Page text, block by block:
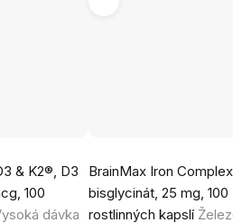
& K2®, D3
100
dávka
BrainMax Iron
bisglycinát, 25 mg, 100
rostlinných kapslí
hodnocení
produktu